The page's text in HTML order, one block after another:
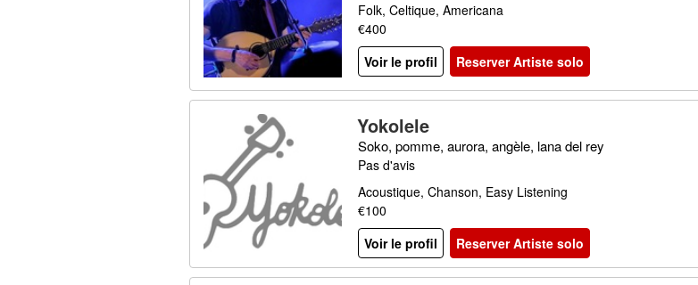
Folk, Celtique, Americana
€400
Voir le profil
Reserver Artiste solo
Yokolele
Soko, pomme, aurora, angèle, lana del rey
Pas d'avis
Acoustique, Chanson, Easy Listening
€100
Voir le profil
Reserver Artiste solo